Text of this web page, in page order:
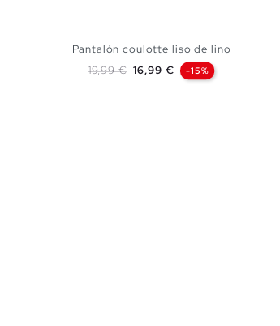
Pantalón coulotte liso de lino
Precio base
19,99 € Precio
16,99 € -15%